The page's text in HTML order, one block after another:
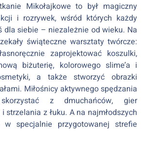
Mikołajkowe to był magiczny
i rozrywek, wśród których każdy
dla siebie – niezależnie od wieku. Na
świąteczne warsztaty twórcze:
zaprojektować koszulki,
biżuterię, kolorowego slime’a i
a także stworzyć obrazki
Miłośnicy aktywnego spędzania
z dmuchańców, gier
strzelania z łuku. A na najmłodszych
w specjalnie przygotowanej strefie